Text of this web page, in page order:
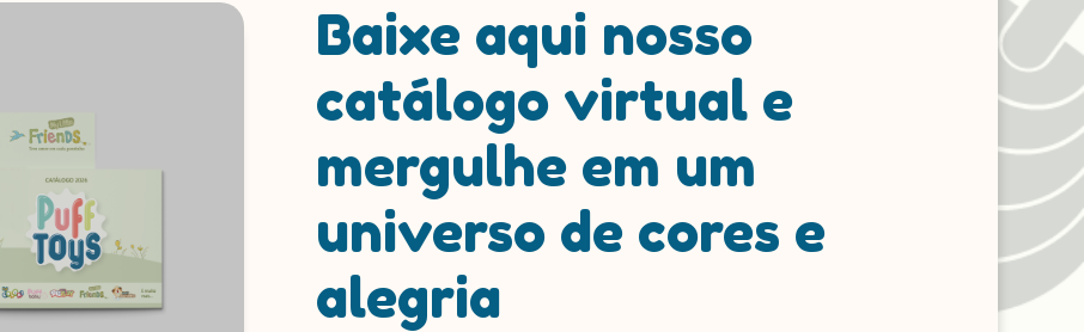
Baixe aqui nosso
catálogo virtual e
mergulhe em um
universo de cores e
alegria